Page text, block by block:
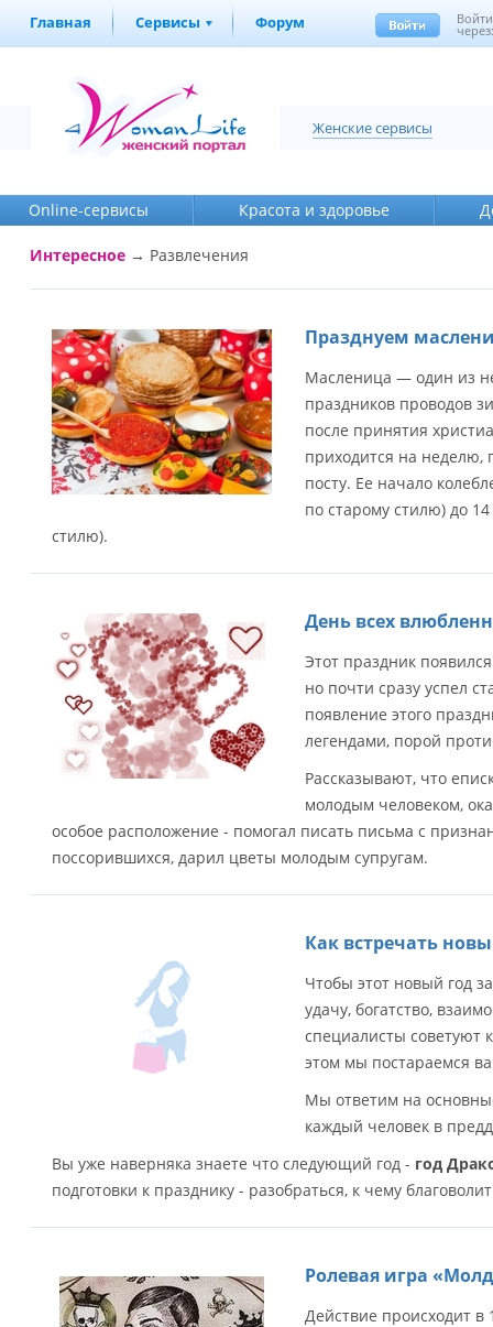
Главная Сервисы Форум Войти
Женские сервисы
Online-cервисы Красота и здоровье
Интересное → Развлечения
Празднуем
Масленица — один из
праздников проводов
после принятия
приходится на
посту. Ее начало
по старому стилю) до
стилю).
День всех
Этот праздник
но почти сразу успел
появление этого
легендами, порой
Рассказывают, что
молодым человеком,
особое расположение - помогал писать письма с
поссорившихся, дарил цветы молодым супругам.
Как встречать
Чтобы этот новый год
удачу, богатство,
специалисты советуют
этом мы постараемся
Мы ответим на
каждый человек в
Вы уже наверняка знаете что следующий год - год
подготовки к празднику - разобраться, к чему
Ролевая игра
Действие происходит в